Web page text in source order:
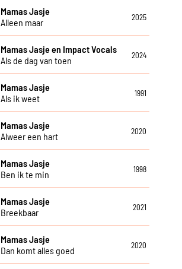
Mamas Jasje
Alleen maar
2025
Mamas Jasje en Impact Vocals
Als de dag van toen
2024
Mamas Jasje
Als ik weet
1991
Mamas Jasje
Alweer een hart
2020
Mamas Jasje
Ben ik te min
1998
Mamas Jasje
Breekbaar
2021
Mamas Jasje
Dan komt alles goed
2020